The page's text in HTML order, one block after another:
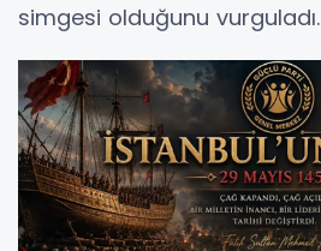
simgesi olduğunu vurguladı.